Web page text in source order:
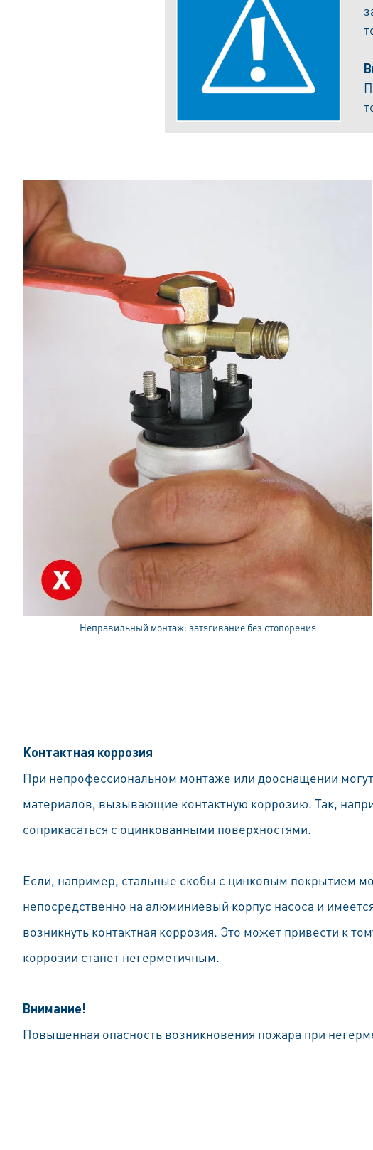
Неправильный монтаж: затягивание без стопорения
Контактная коррозия
При непрофессиональном монтаже или дооснащении
материалов, вызывающие контактную коррозию. Так,
соприкасаться с оцинкованными поверхностями.
Если, например, стальные скобы с цинковым покрытием
непосредственно на алюминиевый корпус насоса и
возникнуть контактная коррозия. Это может привести к
коррозии станет негерметичным.
Внимание!
Повышенная опасность возникновения пожара при